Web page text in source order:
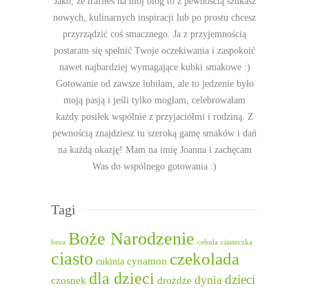
nowych, kulinarnych inspiracji lub po prostu chcesz
przyrządzić coś smacznego. Ja z przyjemnością
postaram się spełnić Twoje oczekiwania i zaspokoić
nawet najbardziej wymagające kubki smakowe :)
Gotowanie od zawsze lubiłam, ale to jedzenie było
moją pasją i jeśli tylko mogłam, celebrowałam
każdy posiłek wspólnie z przyjaciółmi i rodziną. Z
pewnością znajdziesz tu szeroką gamę smaków i dań
na każdą okazję! Mam na imię Joanna i zachęcam
Was do wspólnego gotowania :)
Tagi
beza Boże Narodzenie cebula ciasteczka
ciasto cukinia cynamon czekolada
czosnek dla dzieci drożdże dynia dzieci